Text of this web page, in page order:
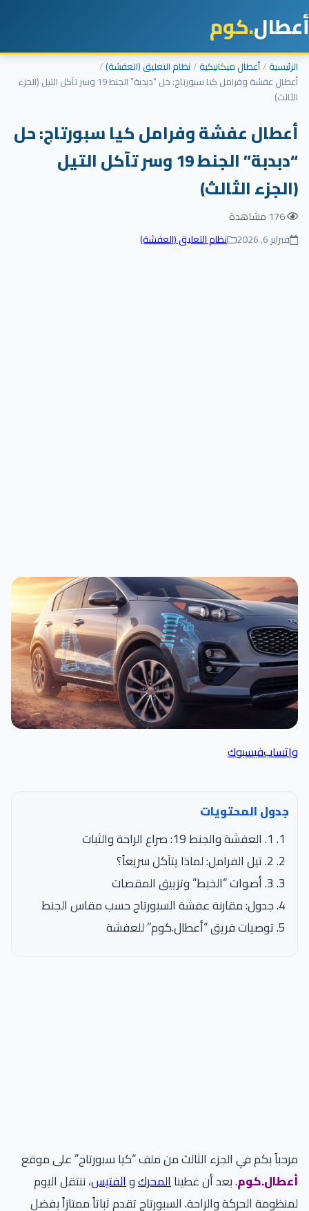
أعطال.كوم
الرئيسية أعطال ميكانيكية
نظام التعليق (العفشة)
أعطال عفشة وفرامل كيا سبورتاج: حل “دبدبة” الجنط 19 وسر تآكل التيل (الجزء
الثالث)
أعطال عفشة وفرامل كيا سبورتاج: حل
“دبدبة” الجنط 19 وسر تآكل التيل
(الجزء الثالث)
فبراير 6, 2026 نظام التعليق (العفشة)
واتسابفيسبوك
جدول المحتويات
1. العفشة والجنط 19: صراع الراحة والثبات
2. تيل الفرامل: لماذا يتآكل سريعاً؟
3. أصوات “الخبط” وتزييق المقصات
جدول: مقارنة عفشة السبورتاج حسب مقاس الجنط
توصيات فريق “أعطال.كوم” للعفشة
مرحباً بكم في الجزء الثالث من ملف “كيا سبورتاج” على موقع
أعطال.كوم. بعد أن غطيناالمحركوالفتيس، ننتقل اليوم
لمنظومة الحركة والراحة. السبورتاج تقدم ثباتاً ممتازاً بفضل